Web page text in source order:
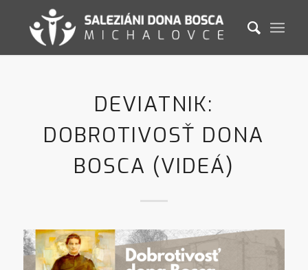
DEVIATNIK:
DOBROTIVOSŤ DONA
BOSCA (VIDEÁ)